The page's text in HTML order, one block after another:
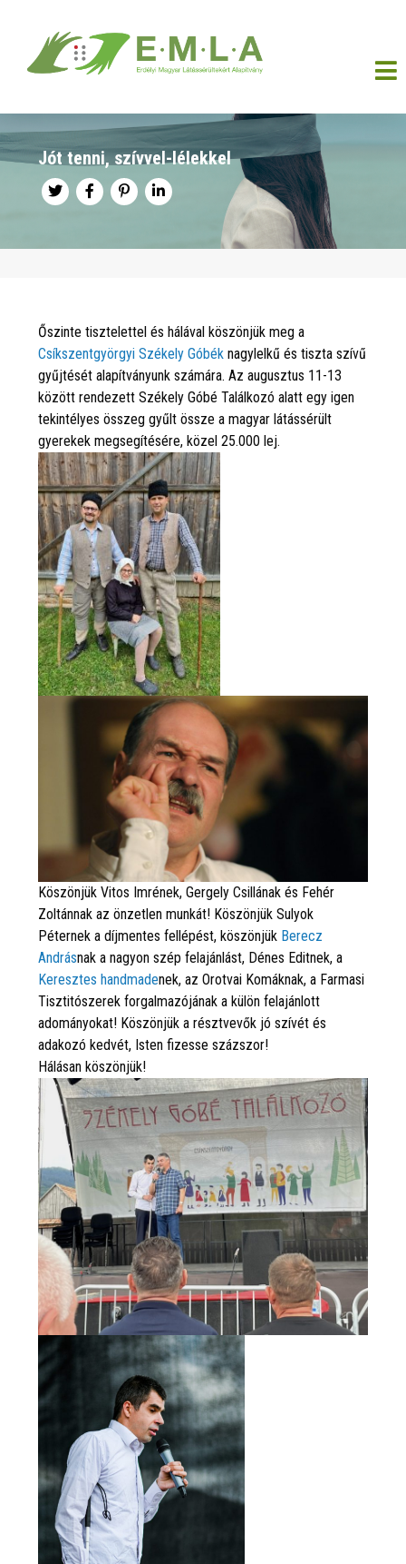
Jót tenni, szívvel-lélekkel
Őszinte tisztelettel és hálával köszönjük meg a
Csíkszentgyörgyi Székely Góbék nagylelkű és tiszta szívű
gyűjtését alapítványunk számára. Az augusztus 11-13
között rendezett Székely Góbé Találkozó alatt egy igen
tekintélyes összeg gyűlt össze a magyar látássérült
gyerekek megsegítésére, közel 25.000 lej.
Köszönjük Vitos Imrének, Gergely Csillának és Fehér
Zoltánnak az önzetlen munkát! Köszönjük Sulyok
Péternek a díjmentes fellépést, köszönjük Berecz
Andrásnak a nagyon szép felajánlást, Dénes Editnek, a
Keresztes handmadenek, az Orotvai Komáknak, a Farmasi
Tisztitószerek forgalmazójának a külön felajánlott
adományokat! Köszönjük a résztvevők jó szívét és
adakozó kedvét, Isten fizesse százszor!
Hálásan köszönjük!